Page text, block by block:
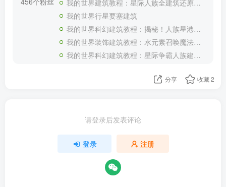
我的世界建筑教程：星际人族全建筑还原合集（全新投影）——收藏这一个超长合集就够了！
我的世界行星要塞建筑
我的世界科幻建筑教程：揭秘！人族星港（我的世界投影）如何生产大和战列舰！
我的世界装饰建筑教程：水元素召唤魔法书喷泉（我的世界投影）——谁能拒绝一本能召唤水元素的魔法书呢？
我的世界科幻建筑教程：星际争霸人族建筑补全（我的世界投影）——星轨、尖牙炮台与科技反应堆
分享 收藏2
请登录后发表评论
登录 注册